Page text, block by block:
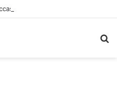
en plein essor